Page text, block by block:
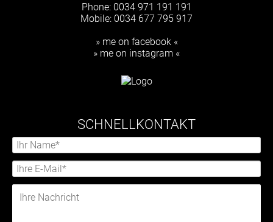
Phone: 0034 971 191 191
Mobile: 0034 677 795 917
» me on facebook «
» me on instagram «
SCHNELLKONTAKT